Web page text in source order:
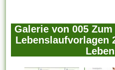
Galerie von 005
Lebenslaufvorlagen